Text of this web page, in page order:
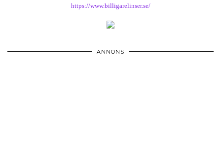
https://www.billigarelinser.se/
ANNONS